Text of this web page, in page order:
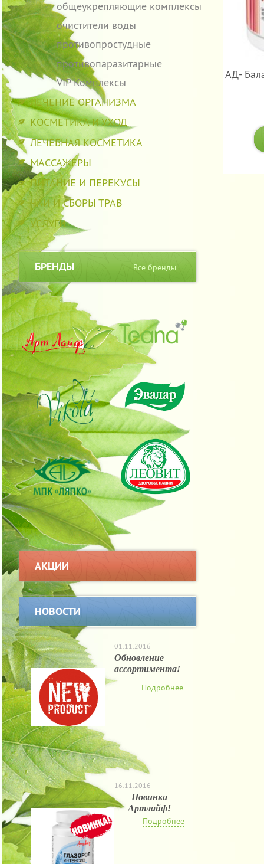
общеукрепляющие комплексы
очистители воды
противопростудные
противопаразитарные
VIP Комплексы
ЛЕЧЕНИЕ ОРГАНИЗМА
КОСМЕТИКА И УХОД
ЛЕЧЕБНАЯ КОСМЕТИКА
МАССАЖЕРЫ
ПИТАНИЕ И ПЕРЕКУСЫ
ЧАИ И СБОРЫ ТРАВ
УСЛУГИ
БРЕНДЫ Все бренды
АКЦИИ
НОВОСТИ
01.11.2016
Обновление
ассортимента!
Подробнее
16.11.2016
Новинка
Артлайф!
Подробнее
АД-